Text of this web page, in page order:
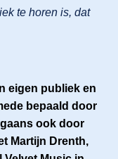
te horen is, dat
eigen publiek en
bepaald door
ook door
Martijn Drenth,